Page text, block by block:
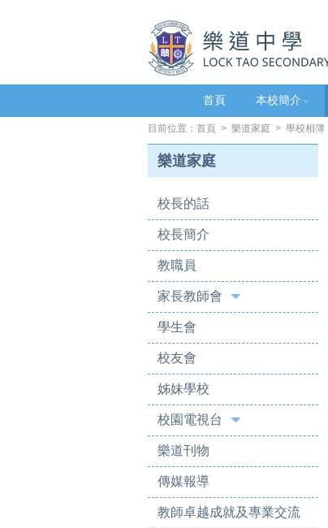
首頁 本校簡介
目前位置： 首頁 > 樂道家庭 > 學校相簿
樂道家庭
校長的話
校長簡介
教職員
家長教師會
學生會
校友會
姊妹學校
校園電視台
樂道刊物
傳媒報導
教師卓越成就及專業交流